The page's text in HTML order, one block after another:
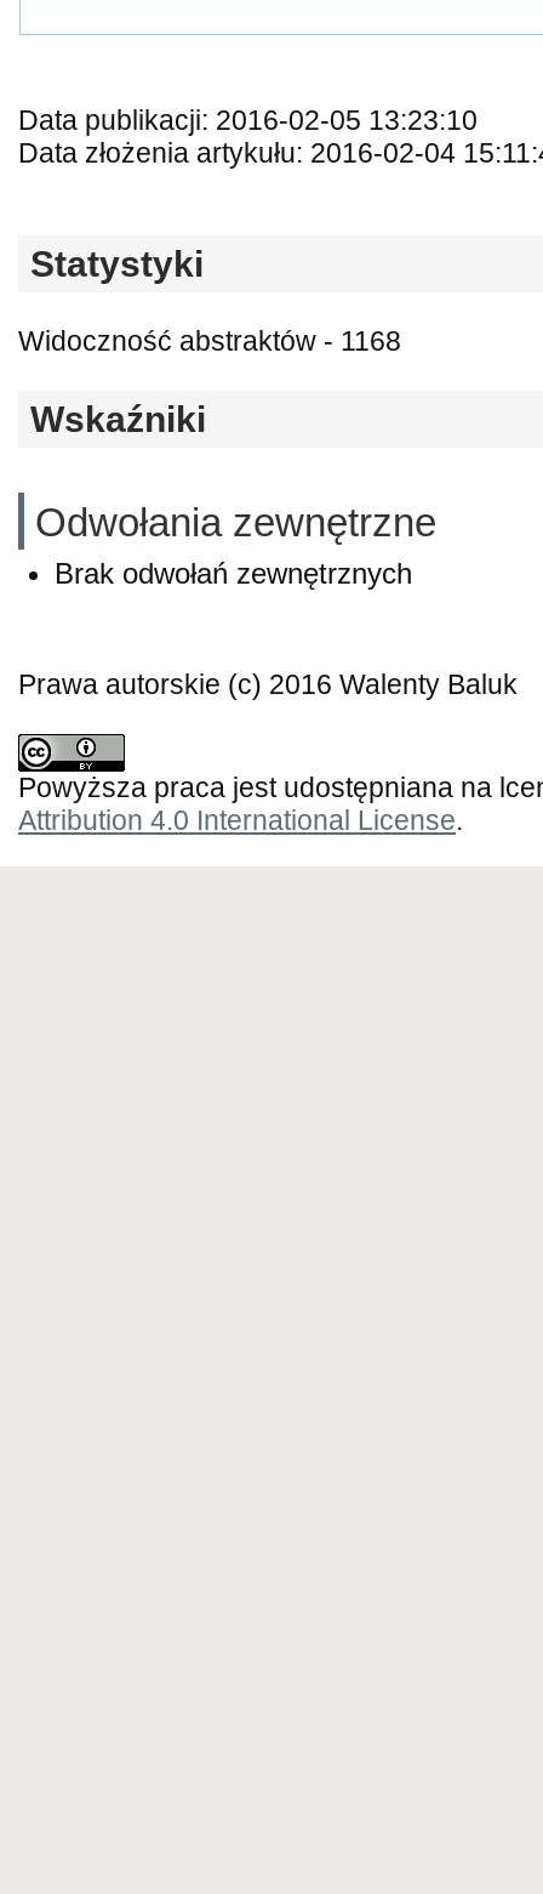
Data publikacji: 2016-02-05 13:23:10
Data złożenia artykułu: 2016-02-04
Statystyki
Widoczność abstraktów - 1168
Wskaźniki
Odwołania zewnętrzne
Brak odwołań zewnętrznych
Prawa autorskie (c) 2016 Walenty Baluk
Powyższa praca jest udostępniana na
Attribution 4.0 International License.